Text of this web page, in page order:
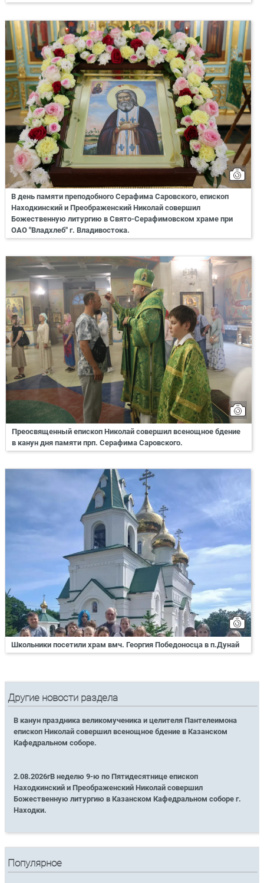
В день памяти преподобного Серафима Саровского, епископ
Находкинский и Преображенский Николай совершил
Божественную литургию в Свято-Серафимовском храме при
ОАО "Владхлеб" г. Владивостока.
Преосвященный епископ Николай совершил всенощное бдение
в канун дня памяти прп. Серафима Саровского.
Школьники посетили храм вмч. Георгия Победоносца в п.Дунай
Другие новости раздела
В канун праздника великомученика и целителя Пантелеимона
епископ Николай совершил всенощное бдение в Казанском
Кафедральном соборе.
2.08.2026гВ неделю 9-ю по Пятидесятнице епископ
Находкинский и Преображенский Николай совершил
Божественную литургию в Казанском Кафедральном соборе г.
Находки.
Популярное